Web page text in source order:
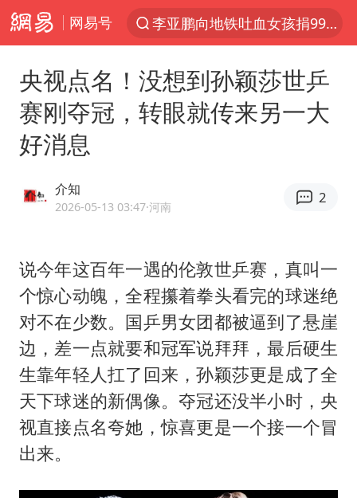
网易号
服务提质，内需扩容有保障
台风白海豚或在华东沿海登陆
逃犯看演唱会 刚出地铁就被逮住
人贩子“梅姨”真实姓名曝光
普京宣布多项人事调整
“银行午休1.5小时”留个窗口行不行
谷歌首席科学家Jeff Dean离职创业
22岁女生南太行山失联已超十天
汕头市政府被约谈
陕西柞水遭遇暴雨五千余户群众转移
央视点名！没想到孙颖莎世乒
赛刚夺冠，转眼就传来另一大
好消息
介知
2026-05-13 03:47·河南
2
说今年这百年一遇的伦敦世乒赛，真叫一
个惊心动魄，全程攥着拳头看完的球迷绝
对不在少数。国乒男女团都被逼到了悬崖
边，差一点就要和冠军说拜拜，最后硬生
生靠年轻人扛了回来，孙颖莎更是成了全
天下球迷的新偶像。夺冠还没半小时，央
视直接点名夸她，惊喜更是一个接一个冒
出来。